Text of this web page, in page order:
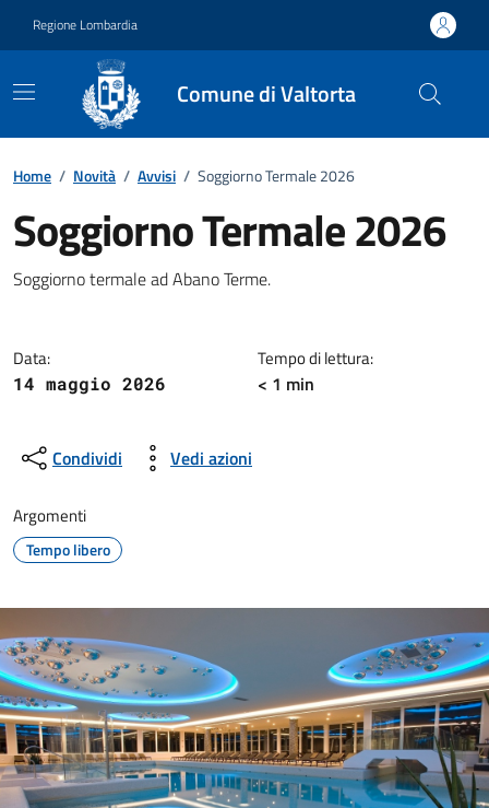
Regione Lombardia
Comune di Valtorta
Home / Novità / Avvisi / Soggiorno Termale 2026
Soggiorno Termale 2026
Dettagli della notizia
Soggiorno termale ad Abano Terme.
Data:
14 maggio 2026
Tempo di lettura:
< 1 min
Condividi Vedi azioni
Argomenti
Tempo libero